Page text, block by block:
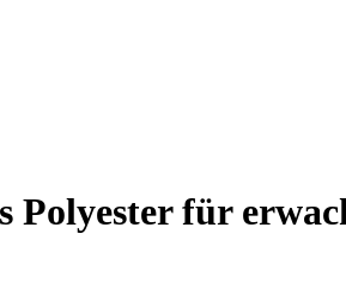
für